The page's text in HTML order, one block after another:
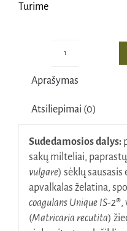
Turime
Complex
sporinėmis
bakterijomis
Unique
IS-
2®
N60
Aprašymas
Atsiliepimai (0)
Sudedamosios dalys:
sakų milteliai,
vulgare) sėklų sausasis
apvalkalas želatina,
coagulans Unique IS-2®,
(Matricaria recutita)